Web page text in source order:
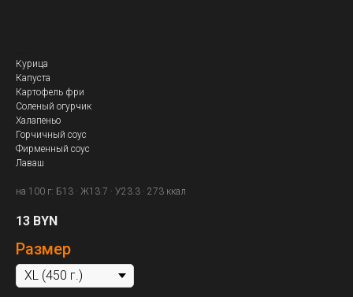
Курица
Капуста
Картофель фри
Соленый огурчик
Халапеньо
Горчичный соус
Фирменный соус
Лаваш
на 100 г: Б13 · Ж13.7 · У23.3 · 273 ккал
13 BYN
Размер